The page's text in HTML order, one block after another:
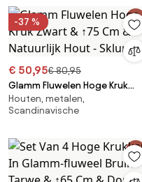
-37 %
€ 50,95€ 80,95
Glamm Fluwelen Hoge Kruk
Zwart & ↑75 Cm & Natuurlijk
Hout - Sklum
Houten, metalen,
Scandinavische